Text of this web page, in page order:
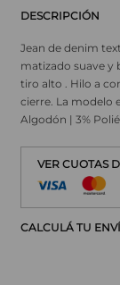
DESCRIPCIÓN
Jean de denim
matizado suave y
tiro alto . Hilo a
cierre. La modelo
Algodón | 3%
VER CUOTAS
CALCULÁ TU